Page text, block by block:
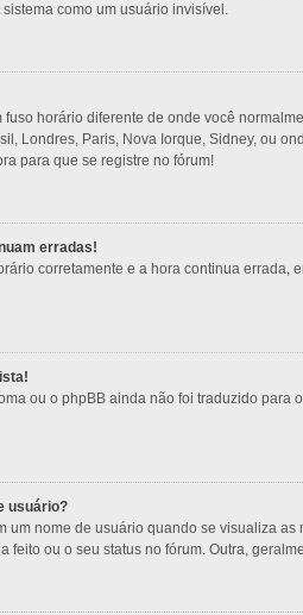
como um usuário invisível.
horário diferente de onde você
Londres, Paris, Nova Iorque, Sidney, ou
para que se registre no fórum!
erradas!
corretamente e a hora continua
ou o phpBB ainda não foi traduzido
usuário?
um nome de usuário quando se visualiza
ou o seu status no fórum. Outra,